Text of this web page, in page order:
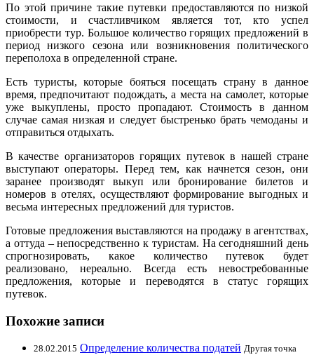
По этой причине такие путевки предоставляются по низкой
стоимости, и счастливчиком является тот, кто успел
приобрести тур. Большое количество горящих предложений в
период низкого сезона или возникновения политического
переполоха в определенной стране.
Есть туристы, которые бояться посещать страну в данное
время, предпочитают подождать, а места на самолет, которые
уже выкуплены, просто пропадают. Стоимость в данном
случае самая низкая и следует быстренько брать чемоданы и
отправиться отдыхать.
В качестве организаторов горящих путевок в нашей стране
выступают операторы. Перед тем, как начнется сезон, они
заранее производят выкуп или бронирование билетов и
номеров в отелях, осуществляют формирование выгодных и
весьма интересных предложений для туристов.
Готовые предложения выставляются на продажу в агентствах,
а оттуда – непосредственно к туристам. На сегодняшний день
спрогнозировать, какое количество путевок будет
реализовано, нереально. Всегда есть невостребованные
предложения, которые и переводятся в статус горящих
путевок.
Похожие записи
28.02.2015 Определение количества податей Другая точка